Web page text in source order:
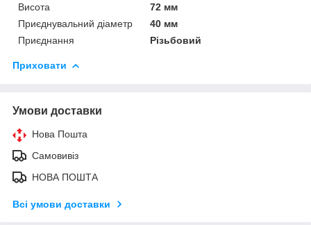
Висота
72 мм
Приєднувальний діаметр
40 мм
Приєднання
Різьбовий
Приховати
Умови доставки
Нова Пошта
Самовивіз
НОВА ПОШТА
Всі умови доставки